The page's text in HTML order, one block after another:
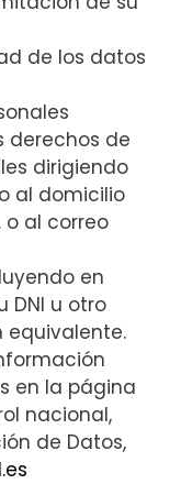
de los datos
derechos de
dirigiendo
al domicilio
o al correo
en
DNI u otro
en la página
nacional,
de Datos,